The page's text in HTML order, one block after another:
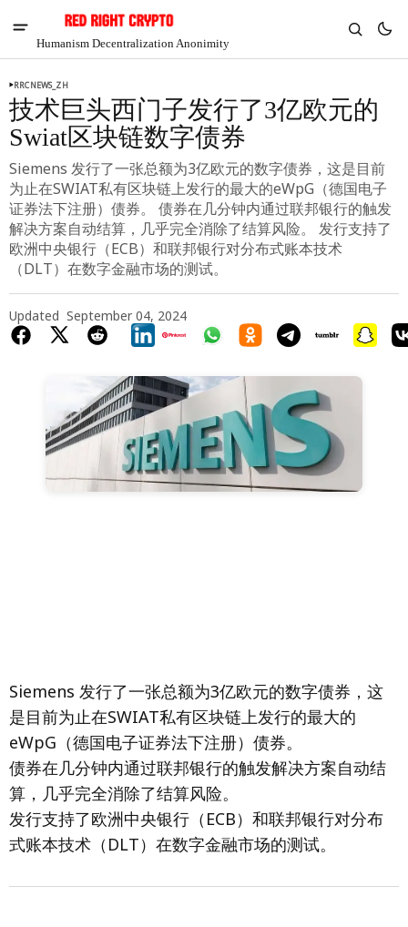
Humanism Decentralization Anonimity
Chia
$1.30
-7.64%
RRCNEWS_ZH
技术巨头西门子发行了3亿欧元的
Swiat区块链数字债券
Siemens 发行了一张总额为3亿欧元的数字债券，这是目前
为止在SWIAT私有区块链上发行的最大的eWpG（德国电子
证券法下注册）债券。 债券在几分钟内通过联邦银行的触发
解决方案自动结算，几乎完全消除了结算风险。 发行支持了
欧洲中央银行（ECB）和联邦银行对分布式账本技术
（DLT）在数字金融市场的测试。
Updated September 04, 2024
Siemens 发行了一张总额为3亿欧元的数字债券，这
是目前为止在SWIAT私有区块链上发行的最大的
eWpG（德国电子证券法下注册）债券。
债券在几分钟内通过联邦银行的触发解决方案自动结
算，几乎完全消除了结算风险。
发行支持了欧洲中央银行（ECB）和联邦银行对分布
式账本技术（DLT）在数字金融市场的测试。